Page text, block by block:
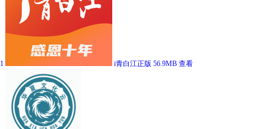
1 i青白江正版 56.9MB 查看